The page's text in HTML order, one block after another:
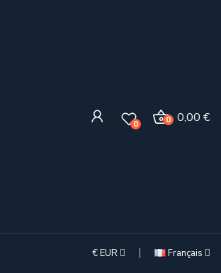
0 0,00 €
0
€EUR Français